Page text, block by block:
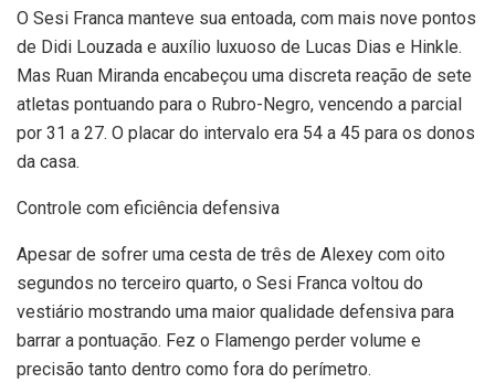
O Sesi Franca manteve sua entoada, com mais nove pontos
de Didi Louzada e auxílio luxuoso de Lucas Dias e Hinkle.
Mas Ruan Miranda encabeçou uma discreta reação de sete
atletas pontuando para o Rubro-Negro, vencendo a parcial
por 31 a 27. O placar do intervalo era 54 a 45 para os donos
da casa.
Controle com eficiência defensiva
Apesar de sofrer uma cesta de três de Alexey com oito
segundos no terceiro quarto, o Sesi Franca voltou do
vestiário mostrando uma maior qualidade defensiva para
barrar a pontuação. Fez o Flamengo perder volume e
precisão tanto dentro como fora do perímetro.